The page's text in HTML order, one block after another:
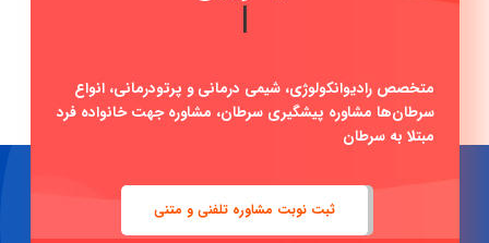
متخصص رادیوانکولوژی، شیمی درمانی و پرتودرمانی، انواع
سرطان‌ها مشاوره پیشگیری سرطان، مشاوره جهت خانواده فرد